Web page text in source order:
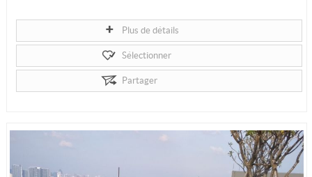
Plus de détails
Sélectionner
Partager